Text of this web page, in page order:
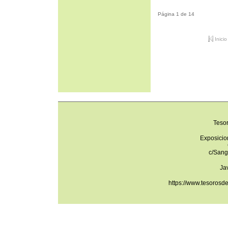
Página 1 de 14
Inicio
c/
https://